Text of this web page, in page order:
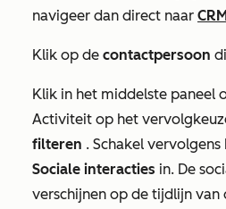
navigeer dan direct naar
Klik op de contactpersoon
Klik in het middelste paneel
Activiteit op het
filteren . Schakel
Sociale interacties in. De
verschijnen op de tijdlijn